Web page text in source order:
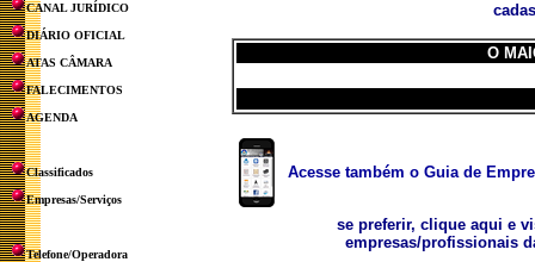
CANAL JURÍDICO
DIÁRIO OFICIAL
ATAS CÂMARA
FALECIMENTOS
AGENDA
Classificados
Empresas/Serviços
Telefone/Operadora
O
Acesse também o Guia de
se preferir, clique aqui e
empresas/profissionais